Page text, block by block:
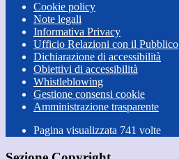
Cookie policy
Note legali
Informativa Privacy
Ufficio Relazioni con il Pubblico
Dichiarazione di accessibilità
Obiettivi di accessibilità
Whistleblowing
Gestione consensi cookie
Amministrazione trasparente
Pagina visualizzata 741 volte